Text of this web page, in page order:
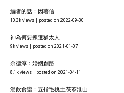
編者的話：因著信
10.3k views | posted on 2022-09-30
神為何要揀選猶太人
9k views | posted on 2021-01-07
余德淳：婚姻創路
8.1k views | posted on 2021-04-11
湯飲食譜：五指毛桃土茯苓淮山